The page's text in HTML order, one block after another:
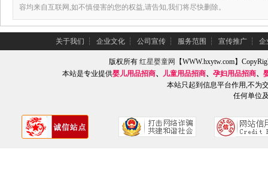
容均来自互联网,如不慎侵害的您的权益,请告知,我们将尽快删除。
关于我们 ┆ 企业文化 ┆ 公司宣传 ┆ 服务范围 ┆ 宣传推广 ┆ 企
版权所有红星婴童网
【WWW.hxytw.com】
本站是专业提供婴儿用品招商、 儿童用品招商、 孕妇用品招商、
本站只起到信息平台作用,不为
任何单位